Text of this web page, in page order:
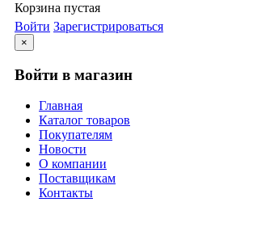
Корзина пустая
Войти Зарегистрироваться
×
Войти в магазин
Главная
Каталог товаров
Покупателям
Новости
О компании
Поставщикам
Контакты